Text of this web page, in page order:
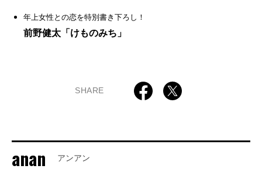
年上女性との恋を特別書き下ろし！
前野健太「けものみち」
SHARE
anan アンアン